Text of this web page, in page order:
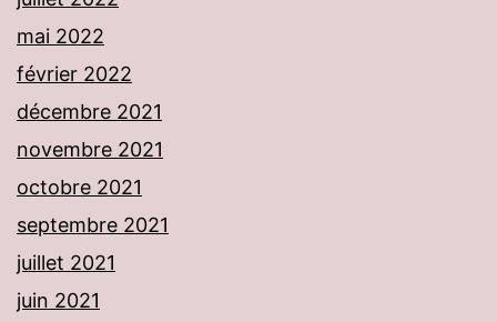
mai 2022
février 2022
décembre 2021
novembre 2021
octobre 2021
septembre 2021
juillet 2021
juin 2021